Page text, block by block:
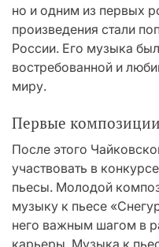
но и одним из первых
произведения стали
России. Его музыка
востребованной и
миру.
Первые композиции
После этого
участвовать в
пьесы. Молодой
музыку к пьесе
него важным шагом в
карьеры. Музыка к